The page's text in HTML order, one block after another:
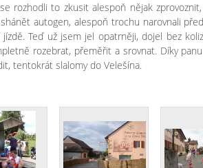
rozhodli to zkusit alespoň nějak
autogen, alespoň trochu narovnali
Teď už jsem jel opatrněji, dojel bez
rozebrat, přeměřit a srovnat. Díky panu
tentokrát slalomy do Velešína.